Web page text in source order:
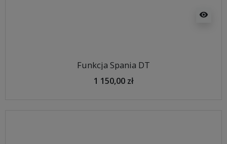
visibility
Funkcja Spania DT
1 150,00 zł